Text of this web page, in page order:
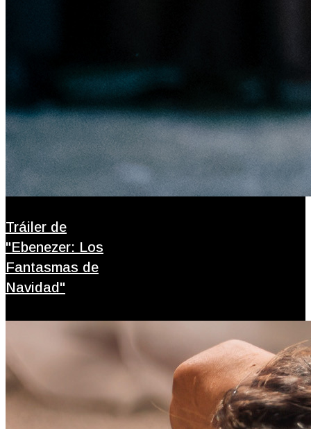
Tráiler de
"Ebenezer: Los
Fantasmas de
Navidad"